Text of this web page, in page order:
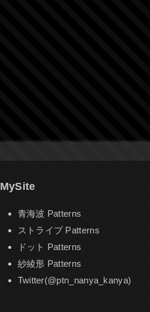
MySite
青海波 Patterns
ストライプ Patterns
ドット Patterns
紗綾形 Patterns
Twitter(@ptn_nanya_kanya)